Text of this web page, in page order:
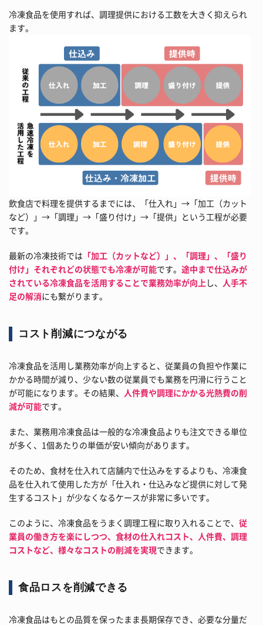
冷凍食品を使用すれば、調理提供における工数を大きく抑えられ
ます。
飲食店で料理を提供するまでには、「仕入れ」→「加工（カット
など）」→「調理」→「盛り付け」→「提供」という工程が必要
です。
最新の冷凍技術では 「加工（カットなど）」、「調理」、「盛り
付け」それぞれどの状態でも冷凍が可能です。 途中まで仕込みが
されている冷凍食品を活用することで業務効率が向上し、 人手不
足の解消にも繋がります。
コスト削減につながる
冷凍食品を活用し業務効率が向上すると、従業員の負担や作業に
かかる時間が減り、少ない数の従業員でも業務を円滑に行うこと
が可能になります。その結果、 人件費や調理にかかる光熱費の削
減が可能です。
また、業務用冷凍食品は一般的な冷凍食品よりも注文できる単位
が多く、1個あたりの単価が安い傾向があります。
そのため、食材を仕入れて店舗内で仕込みをするよりも、冷凍食
品を仕入れて使用した方が「仕入れ・仕込みなど提供に対して発
生するコスト」が少なくなるケースが非常に多いです。
このように、冷凍食品をうまく調理工程に取り入れることで、 従
業員の働き方を楽にしつつ、食材の仕入れコスト、人件費、調理
コストなど、様々なコストの削減を実現できます。
食品ロスを削減できる
冷凍食品はもとの品質を保ったまま長期保存でき、必要な分量だ